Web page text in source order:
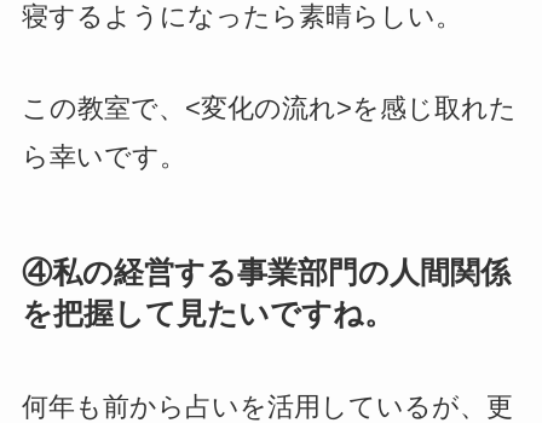
寝するようになったら素晴らしい。
この教室で、<変化の流れ>を感じ取れた
ら幸いです。
④私の経営する事業部門の人間関係
を把握して見たいですね。
何年も前から占いを活用しているが、更